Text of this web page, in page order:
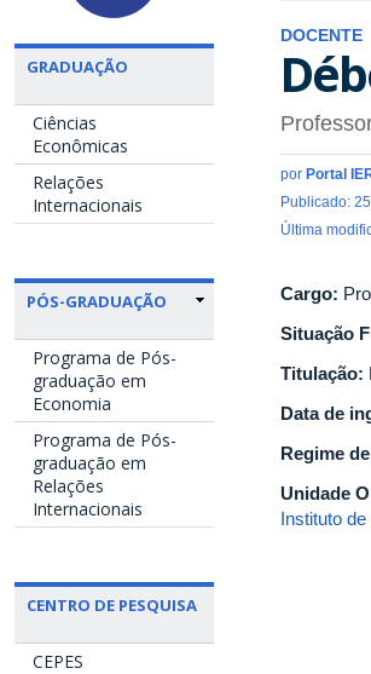
GRADUAÇÃO
Ciências
Econômicas
Relações
Internacionais
PÓS-GRADUAÇÃO
Programa de Pós-
graduação em
Economia
Programa de Pós-
graduação em
Relações
Internacionais
CENTRO DE PESQUISA
CEPES
DOCENTE
por Portal
Publicado:
Última
Cargo:
Situação
Titulação:
Data de
Regime
Unidade
Instituto